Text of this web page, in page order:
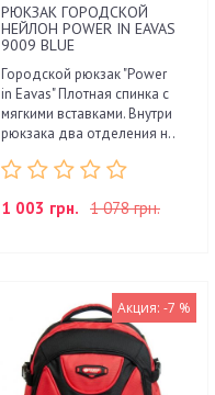
РЮКЗАК ГОРОДСКОЙ
НЕЙЛОН POWER IN EAVAS
9009 BLUE
Городской рюкзак "Power
in Eavas" Плотная спинка с
мягкими вставками. Внутри
рюкзака два отделения н..
1 003 грн. 1 078 грн.
Акция: -7 %